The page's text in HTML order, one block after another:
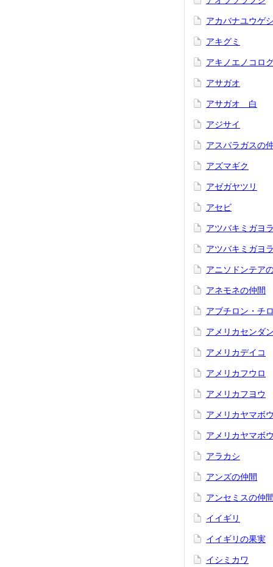
アカバナユウゲ
アキグミ
アキノエノコロ
アサガオ
アサガオ 白
アジサイ
アスパラガスの
アズマギク
アゼガヤツリ
アセビ
アツバキミガヨ
アツバキミガヨ
アニソドンテア
アネモネの仲間
アブチロン・チ
アメリカセンダ
アメリカデイコ
アメリカフウロ
アメリカフヨウ
アメリカヤマボ
アメリカヤマボ
アラカシ
アンズの仲間
アンセミスの仲間
イイギリ
イイギリの果実
イシミカワ